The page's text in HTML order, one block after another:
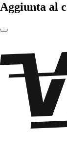
Aggiunta al